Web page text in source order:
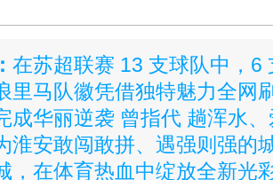
在苏超联赛 13 支球队中，6
里马队徽凭借独特魅力全网
成华丽逆袭 曾指代 趟浑水
淮安敢闯敢拼、遇强则强的
，在体育热血中绽放全新光